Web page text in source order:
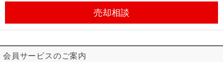
売却相談
会員サービスのご案内